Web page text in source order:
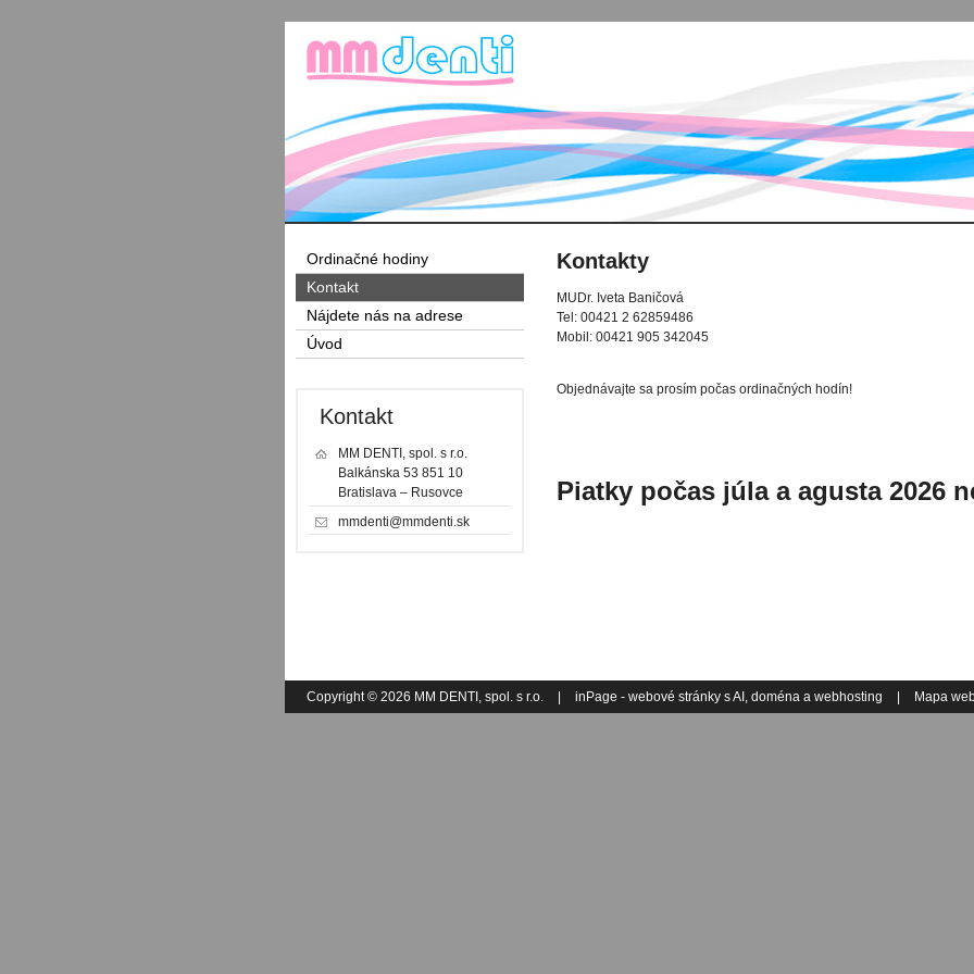
Kontakty
MUDr. Iveta Baničová
Tel: 00421 2 62859486
Mobil: 00421 905 342045
Objednávajte sa prosím počas ordinačných hodín!
Piatky počas júla a agusta 2026
Ordinačné hodiny
Kontakt
Nájdete nás na adrese
Úvod
Kontakt
MM DENTI, spol. s r.o.
Balkánska 53 851 10
Bratislava – Rusovce
mmdenti@mmdenti.sk
Copyright © 2026 MM DENTI, spol. s r.o. | inPage - webové stránky s AI, doména a webhosting | Mapa